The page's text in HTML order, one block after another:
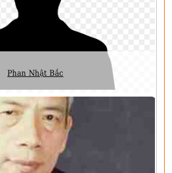
Phan Nhật Bắc